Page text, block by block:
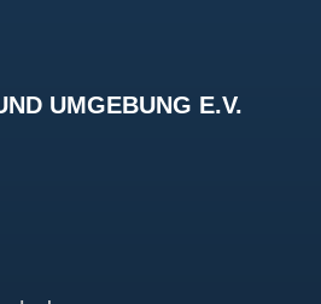
UMGEBUNG E.V.